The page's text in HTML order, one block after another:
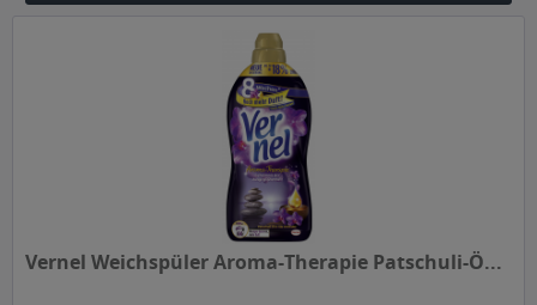
Vernel Weichspüler Aroma-Therapie Patschuli-Ö...